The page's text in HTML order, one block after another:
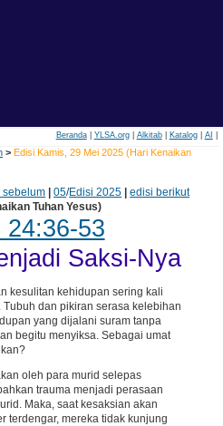
Beranda| YLSA.org| Alkitab| Katalog| AI
> Edisi Kamis, 29 Mei 2025 (Hari Kenaikan
sebelum |05/Edisi 2025 |edisi berikut
Tuhan Yesus)
24:36-53
Saksi-Nya
kesulitan kehidupan sering kali
dan pikiran serasa kelebihan
yang dijalani suram tanpa
begitu menyiksa. Sebagai umat
oleh para murid selepas
trauma menjadi perasaan
Maka, saat kesaksian akan
terdengar, mereka tidak kunjung